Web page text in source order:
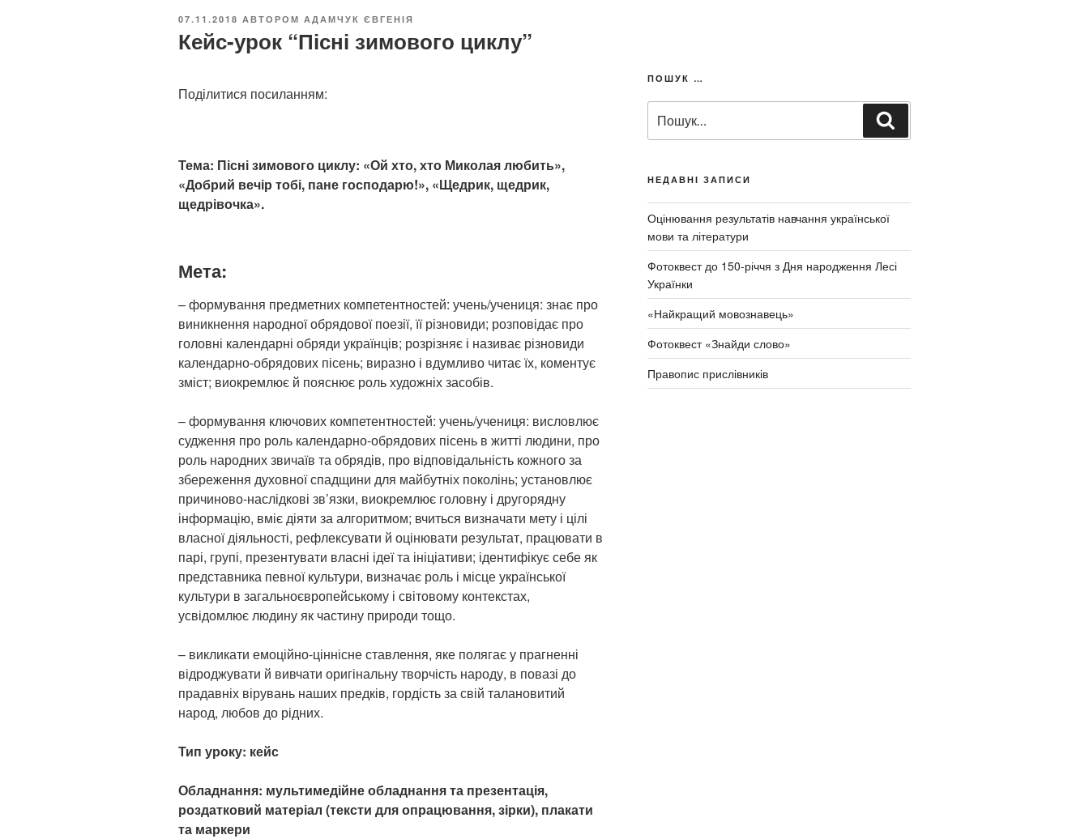
О
У
К
О
07.11.2018 АВТОРОМ АДАМЧУК ЄВГЕНІЯ
Кейс-урок “Пісні зимового циклу”
Поділитися посиланням:
Тема: Пісні зимового циклу: «Ой хто, хто Миколая любить»,
«Добрий вечір тобі, пане господарю!», «Щедрик, щедрик,
щедрівочка».
Мета:
– формування предметних компетентностей: учень/учениця: знає про
виникнення народної обрядової поезії, її різновиди; розповідає про
головні календарні обряди українців; розрізняє і називає різновиди
календарно-обрядових пісень; виразно і вдумливо читає їх, коментує
зміст; виокремлює й пояснює роль художніх засобів.
– формування ключових компетентностей: учень/учениця: висловлює
судження про роль календарно-обрядових пісень в житті людини, про
роль народних звичаїв та обрядів, про відповідальність кожного за
збереження духовної спадщини для майбутніх поколінь; установлює
причиново-наслідкові зв’язки, виокремлює головну і другорядну
інформацію, вміє діяти за алгоритмом; вчиться визначати мету і цілі
власної діяльності, рефлексувати й оцінювати результат, працювати в
парі, групі, презентувати власні ідеї та ініціативи; ідентифікує себе як
представника певної культури, визначає роль і місце української
культури в загальноєвропейському і світовому контекстах,
усвідомлює людину як частину природи тощо.
– викликати емоційно-ціннісне ставлення, яке полягає у прагненні
відроджувати й вивчати оригінальну творчість народу, в повазі до
прадавніх вірувань наших предків, гордість за свій талановитий
народ, любов до рідних.
Тип уроку: кейс
Обладнання: мультимедійне обладнання та презентація,
роздатковий матеріал (тексти для опрацювання, зірки), плакати
та маркери
ПОШУК …
ш
к
з
а
з
а
п
и
м
:
у
НЕДАВНІ ЗАПИСИ
Оцінювання результатів навчання української
мови та літератури
Фотоквест до 150-річчя з Дня народження Лесі
Українки
«Найкращий мовознавець»
Фотоквест «Знайди слово»
Правопис прислівників